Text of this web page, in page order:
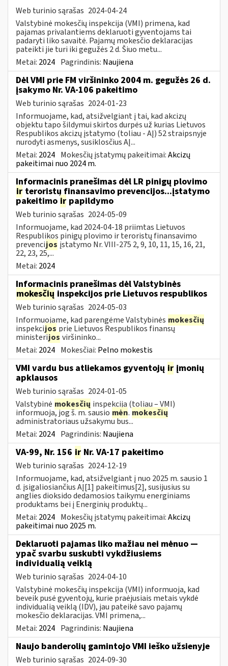
Web turinio sąrašas 2024-04-24
Valstybinė mokesčių inspekcija (VMI) primena, kad
pajamas privalantiems deklaruoti gyventojams tai
padaryti liko savaitė. Pajamų mokesčio deklaracijas
pateikti jie turi iki gegužės 2 d. Šiuo metu...
Metai: 2024 Pagrindinis: Naujiena
Dėl VMI prie FM viršininko 2004 m. gegužės 26 d.
įsakymo Nr. VA-106 pakeitimo
Web turinio sąrašas 2024-01-23
Informuojame, kad, atsižvelgiant į tai, kad akcizų
objektu tapo šildymui skirtos durpės už kurias Lietuvos
Respublikos akcizų įstatymo (toliau - AĮ) 52 straipsnyje
nurodyti asmenys, susiklosčius AĮ...
Metai: 2024 Mokesčių įstatymų pakeitimai:Akcizų
pakeitimai nuo 2024 m.
Informacinis pranešimas dėl LR pinigų plovimo
ir teroristų finansavimo prevencijos...įstatymo
pakeitimo ir papildymo
Web turinio sąrašas 2024-05-09
Informuojame, kad 2024-04-18 priimtas Lietuvos
Respublikos pinigų plovimo ir teroristų finansavimo
prevencijos įstatymo Nr. VIII-275 2, 9, 10, 11, 15, 16, 21,
22, 23, 25,...
Metai: 2024
Informacinis pranešimas dėl Valstybinės
mokesčių inspekcijos prie Lietuvos respublikos
Web turinio sąrašas 2024-05-03
Informuojame, kad parengėme Valstybinės mokesčių
inspekcijos prie Lietuvos Respublikos finansų
ministerijos viršininko...
Metai: 2024 Mokesčiai: Pelno mokestis
VMI vardu bus atliekamos gyventojų ir įmonių
apklausos
Web turinio sąrašas 2024-01-05
Valstybinė mokesčių inspekcija (toliau – VMI)
informuoja, jog š. m. sausio mėn. mokesčių
administratoriaus užsakymu bus...
Metai: 2024 Pagrindinis: Naujiena
VA-99, Nr. 156 ir Nr. VA-17 pakeitimo
Web turinio sąrašas 2024-12-19
Informuojame, kad, atsižvelgiant į nuo 2025 m. sausio 1
d. įsigaliosiančius AĮ[1] pakeitimus[2], susijusius su
anglies dioksido dedamosios taikymu energiniams
produktams bei į Energinių produktų...
Metai: 2024 Mokesčių įstatymų pakeitimai:Akcizų
pakeitimai nuo 2025 m.
Deklaruoti pajamas liko mažiau nei mėnuo —
ypač svarbu suskubti vykdžiusiems
individualią veiklą
Web turinio sąrašas 2024-04-10
Valstybinė mokesčių inspekcija (VMI) informuoja, kad
beveik pusė gyventojų, kurie praėjusiais metais vykdė
individualią veiklą (IDV), jau pateikė savo pajamų
mokesčio deklaracijas. VMI primena,...
Metai: 2024 Pagrindinis: Naujiena
Naujo banderolių gamintojo VMI ieško užsienyje
Web turinio sąrašas 2024-09-30